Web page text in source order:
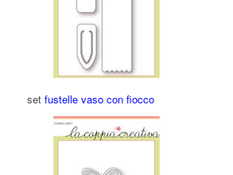
set fustelle vaso con fiocco